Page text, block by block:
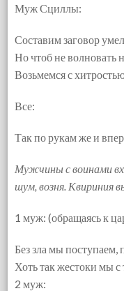
Муж Сциллы:
Составим заговор
Но чтоб не волновать
Возьмемся с
Все:
Так по рукам же и
Мужчины с воинами
шум, возня. Квириния
1 муж: (обращаясь к
Без зла мы поступаем,
Хоть так жестоки мы с
2 муж: